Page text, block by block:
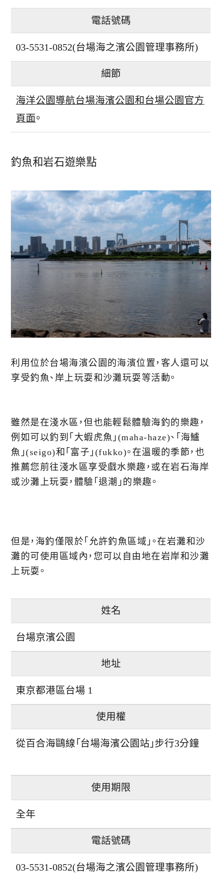
電話號碼
03-5531-0852(台場海之濱公園管理事務所)
細節
海洋公園導航台場海濱公園和台場公園官方
頁面。
釣魚和岩石遊樂點
利用位於台場海濱公園的海濱位置，客人還可以
享受釣魚、岸上玩耍和沙灘玩耍等活動。
雖然是在淺水區，但也能輕鬆體驗海釣的樂趣，
例如可以釣到「大蝦虎魚」(maha-haze)、「海鱸
魚」(seigo)和「富子」(fukko)。在溫暖的季節，也
推薦您前往淺水區享受戲水樂趣，或在岩石海岸
或沙灘上玩耍，體驗「退潮」的樂趣。
但是，海釣僅限於「允許釣魚區域」。在岩灘和沙
灘的可使用區域內，您可以自由地在岩岸和沙灘
上玩耍。
姓名
台場京濱公園
地址
東京都港區台場 1
使用權
從百合海鷗線「台場海濱公園站」步行3分鐘
使用期限
全年
電話號碼
03-5531-0852(台場海之濱公園管理事務所)